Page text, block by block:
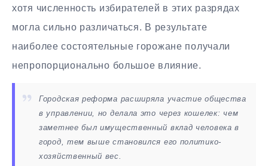
хотя численность избирателей в этих разрядах
могла сильно различаться. В результате
наиболее состоятельные горожане получали
непропорционально большое влияние.
Городская реформа расширяла участие общества
в управлении, но делала это через кошелек: чем
заметнее был имущественный вклад человека в
город, тем выше становился его политико-
хозяйственный вес.